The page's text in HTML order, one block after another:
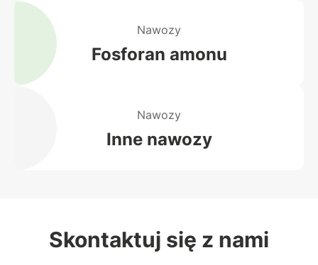
Nawozy
Fosforan amonu
Nawozy
Inne nawozy
Skontaktuj się z nami